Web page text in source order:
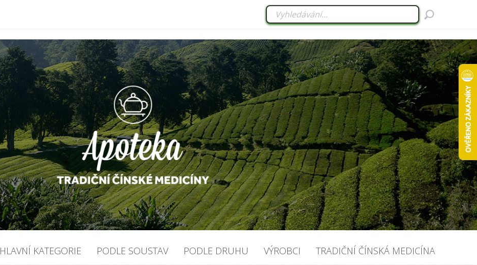
HLAVNÍ KATEGORIE PODLE SOUSTAV PODLE DRUHU VÝROBCI TRADIČNÍ ČÍNSKÁ MEDICÍNA